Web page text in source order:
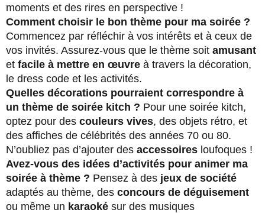
moments et des rires en perspective !
Comment choisir le bon thème pour ma soirée ?
Commencez par réfléchir à vos intérêts et à ceux de
vos invités. Assurez-vous que le thème soit amusant
et facile à mettre en œuvre à travers la décoration,
le dress code et les activités.
Quelles décorations pourraient correspondre à
un thème de soirée kitch ? Pour une soirée kitch,
optez pour des couleurs vives, des objets rétro, et
des affiches de célébrités des années 70 ou 80.
N’oubliez pas d’ajouter des accessoires loufoques !
Avez-vous des idées d’activités pour animer ma
soirée à thème ? Pensez à des jeux de société
adaptés au thème, des concours de déguisement
ou même un karaoké sur des musiques